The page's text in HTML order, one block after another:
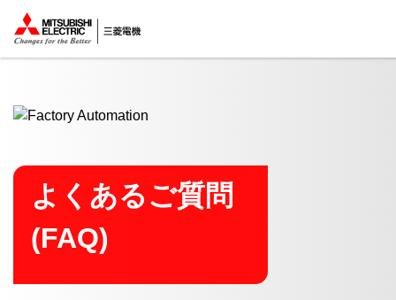
ここから本文
よくあるご質問
(FAQ)